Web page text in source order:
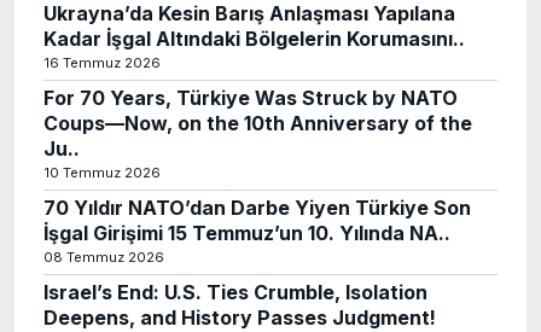
Ukrayna’da Kesin Barış Anlaşması Yapılana
Kadar İşgal Altındaki Bölgelerin Korumasını..
16 Temmuz 2026
For 70 Years, Türkiye Was Struck by NATO
Coups—Now, on the 10th Anniversary of the
Ju..
10 Temmuz 2026
70 Yıldır NATO’dan Darbe Yiyen Türkiye Son
İşgal Girişimi 15 Temmuz’un 10. Yılında NA..
08 Temmuz 2026
Israel’s End: U.S. Ties Crumble, Isolation
Deepens, and History Passes Judgment!